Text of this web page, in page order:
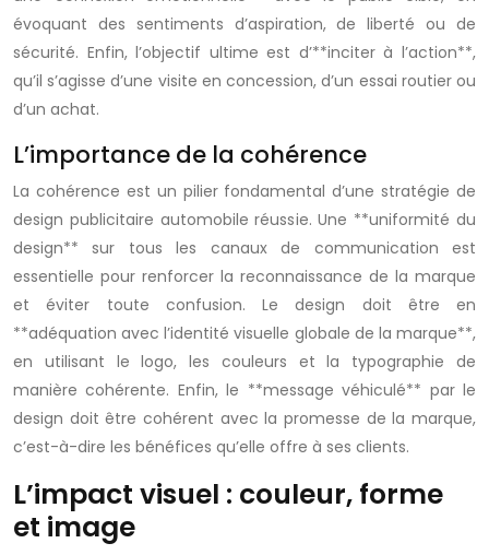
évoquant des sentiments d’aspiration, de liberté ou de
sécurité. Enfin, l’objectif ultime est d’**inciter à l’action**,
qu’il s’agisse d’une visite en concession, d’un essai routier ou
d’un achat.
L’importance de la cohérence
La cohérence est un pilier fondamental d’une stratégie de
design publicitaire automobile réussie. Une **uniformité du
design** sur tous les canaux de communication est
essentielle pour renforcer la reconnaissance de la marque
et éviter toute confusion. Le design doit être en
**adéquation avec l’identité visuelle globale de la marque**,
en utilisant le logo, les couleurs et la typographie de
manière cohérente. Enfin, le **message véhiculé** par le
design doit être cohérent avec la promesse de la marque,
c’est-à-dire les bénéfices qu’elle offre à ses clients.
L’impact visuel : couleur, forme
et image